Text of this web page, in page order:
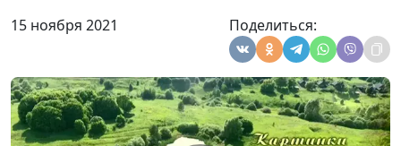
15 ноября 2021 Поделиться: